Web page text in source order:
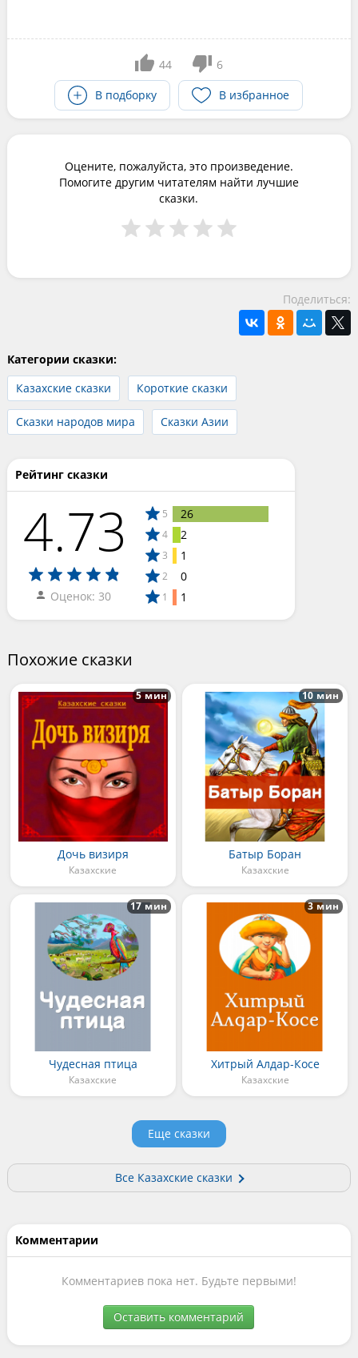
44
6
В подборку
В избранное
Оцените, пожалуйста, это произведение.
Помогите другим читателям найти лучшие
сказки.
Поделиться:
Категории сказки:
Казахские сказки
Короткие сказки
Сказки народов мира Сказки Азии
Рейтинг сказки
4.73
Оценок: 30
5 26
4 2
3 1
2 0
1 1
Похожие сказки
Дочь визиря
Казахские
5 мин
Батыр Боран
Казахские
10 мин
Чудесная птица
Казахские
17 мин
Хитрый Алдар-Косе
Казахские
3 мин
Еще сказки
Все Казахские сказки
Комментарии
Комментариев пока нет. Будьте первыми!
Оставить комментарий